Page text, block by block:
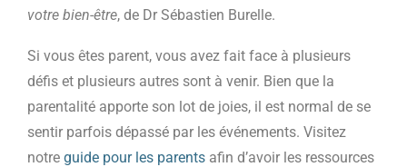
votre bien-être, de Dr Sébastien Burelle.
Si vous êtes parent, vous avez fait face à plusieurs
défis et plusieurs autres sont à venir. Bien que la
parentalité apporte son lot de joies, il est normal de se
sentir parfois dépassé par les événements. Visitez
notre guide pour les parents afin d’avoir les ressources